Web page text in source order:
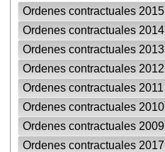
Ordenes contractuales 2015
Ordenes contractuales 2014
Ordenes contractuales 2013
Ordenes contractuales 2012
Ordenes contractuales 2011
Ordenes contractuales 2010
Ordenes contractuales 2009
Ordenes contractuales 2017